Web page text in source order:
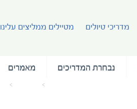
מדריכי טיולים מטיילים ממליצים עלינו
נבחרת המדריכים מאמרים